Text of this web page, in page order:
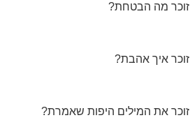
זוכר מה הבטחת?
זוכר איך אהבת?
זוכר את המילים היפות שאמרת?